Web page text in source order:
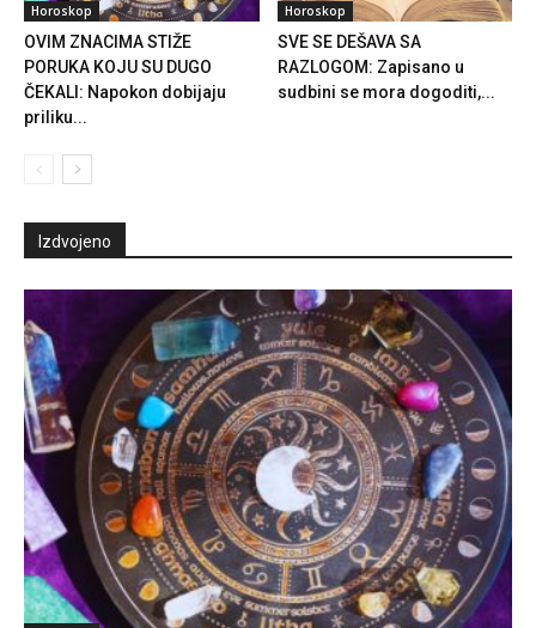
Horoskop
OVIM ZNACIMA STIŽE
PORUKA KOJU SU DUGO
ČEKALI: Napokon dobijaju
priliku...
Horoskop
SVE SE DEŠAVA SA
RAZLOGOM: Zapisano u
sudbini se mora dogoditi,...
Izdvojeno